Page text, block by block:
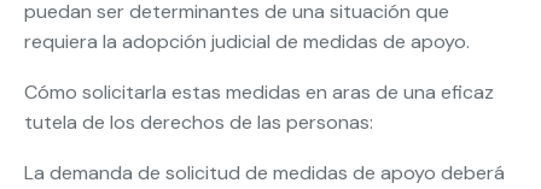
puedan ser determinantes de una situación que
requiera la adopción judicial de medidas de apoyo.
Cómo solicitarla estas medidas en aras de una eficaz
tutela de los derechos de las personas:
La demanda de solicitud de medidas de apoyo deberá